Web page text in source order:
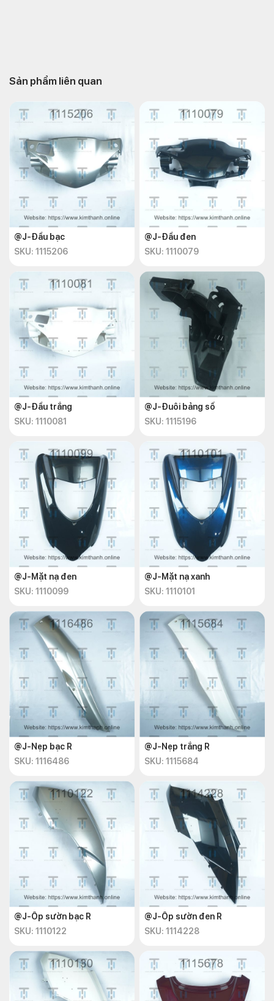
Sản phẩm liên quan
@J-Đầu bạc
SKU: 1115206
@J-Đầu đen
SKU: 1110079
@J-Đầu trắng
SKU: 1110081
@J-Đuôi bảng số
SKU: 1115196
@J-Mặt nạ đen
SKU: 1110099
@J-Mặt nạ xanh
SKU: 1110101
@J-Nẹp bạc R
SKU: 1116486
@J-Nẹp trắng R
SKU: 1115684
@J-Ốp sườn bạc R
SKU: 1110122
@J-Ốp sườn đen R
SKU: 1114228